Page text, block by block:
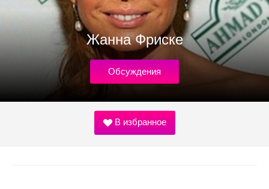
Жанна Фриске
Обсуждения
В избранное